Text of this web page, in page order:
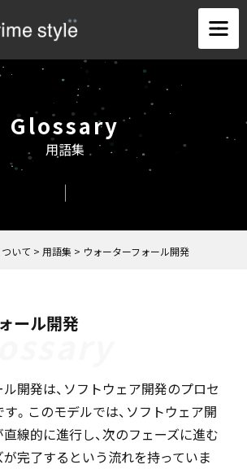
Glossary
用語集
いて > 用語集 > ウォーターフォール開発
ール開発
開発は、ソフトウェア開発のプロセ
。このモデルでは、ソフトウェア開
線的に進行し、次のフェーズに進む
完了するという流れを持っていま